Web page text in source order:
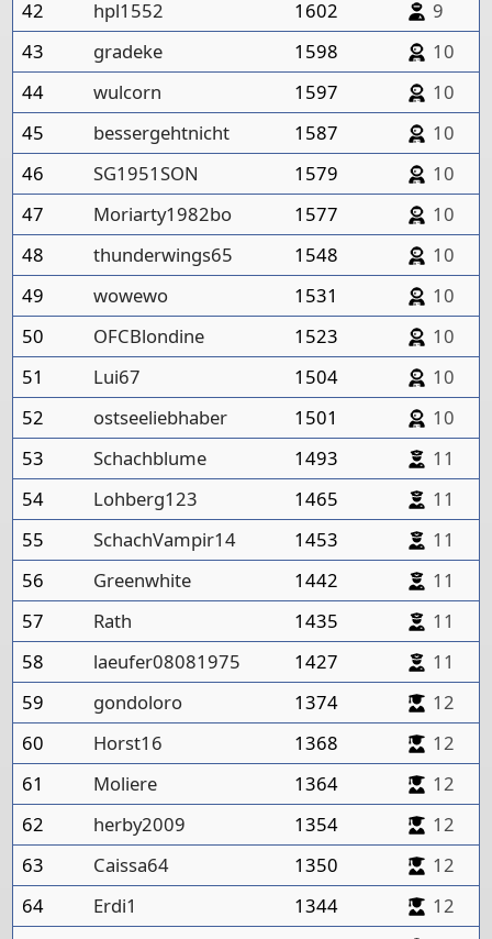
42
hpl1552 1602
9
43
gradeke 1598
10
44
wulcorn 1597
10
45
bessergehtnicht 1587
10
46
SG1951SON 1579
10
47
Moriarty1982bo 1577
10
48
thunderwings65 1548
10
49
wowewo 1531
10
50
OFCBlondine 1523
10
51
Lui67 1504
10
52
ostseeliebhaber 1501
10
53
Schachblume 1493
11
54
Lohberg123 1465
11
55
SchachVampir14 1453
11
56
Greenwhite 1442
11
57
Rath 1435
11
58
laeufer08081975 1427
11
59
gondoloro 1374
12
60
Horst16 1368
12
61
Moliere 1364
12
62
herby2009 1354
12
63
Caissa64 1350
12
64
Erdi1 1344
12